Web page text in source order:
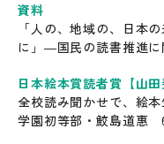
資料
「人の、地域の、日本
に」―国民の読書推進
日本絵本賞読者賞【山
全校読み聞かせで、絵
学園初等部・鮫島道惠